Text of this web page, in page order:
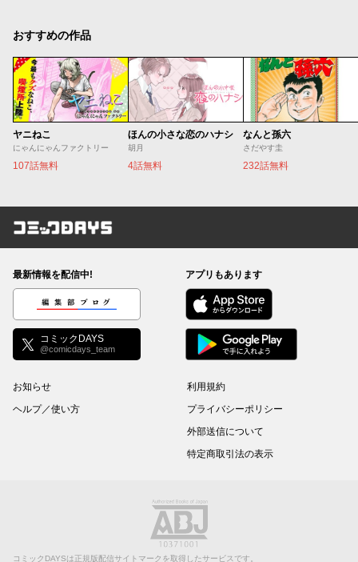
おすすめの作品
ヤニねこ
にゃんにゃんファクトリー
107話無料
ほんの小さな恋のハナシ
胡月
4話無料
なんと孫六
さだやす圭
232話無料
コミックDAYS
最新情報を配信中!
編集部ブログ
コミックDAYS
@comicdays_team
アプリもあります
お知らせ
ヘルプ／使い方
利用規約
プライバシーポリシー
外部送信について
特定商取引法の表示
コミックDAYSは正規版配信サイトマークを取得したサービスです。